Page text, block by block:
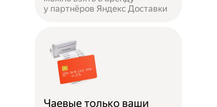
у партнёров Яндекс Доставки
Чаевые только ваши